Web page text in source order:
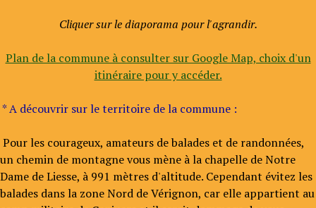
Cliquer sur le diaporama pour l'agrandir.
Plan de la commune à consulter sur Google Map, choix d'un
itinéraire pour y accéder.
* A découvrir sur le territoire de la commune :
Pour les courageux, amateurs de balades et de randonnées,
un chemin de montagne vous mène à la chapelle de Notre
Dame de Liesse, à 991 mètres d'altitude. Cependant évitez les
balades dans la zone Nord de Vérignon, car elle appartient au